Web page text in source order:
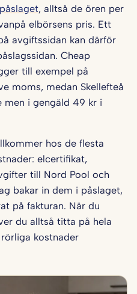
påslaget, alltså de ören per
elbörsens pris. Ett
avgiftssidan kan därför
Cheap
till exempel på
moms, medan Skellefteå
men i gengäld 49 kr i
hos de flesta
elcertifikat,
till Nord Pool och
bakar in dem i påslaget,
på fakturan. När du
du alltså titta på hela
kostnader